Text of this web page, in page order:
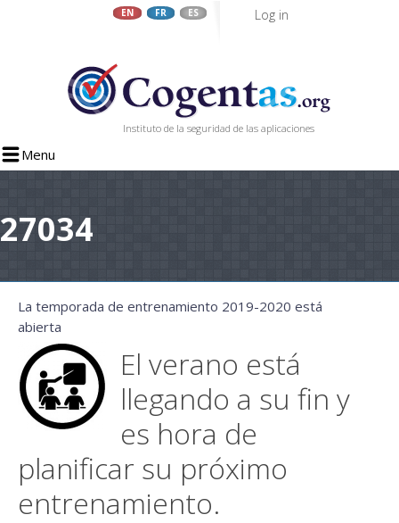
Skip
Instituto de la seguridad de las aplicaciones
EN FR ES Log in
Menu
27034
La temporada de entrenamiento 2019-2020 está
abierta
El verano está
llegando a su fin y
es hora de
planificar su próximo
entrenamiento.